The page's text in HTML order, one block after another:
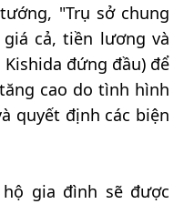
"Trụ sở chung
cả, tiền lương và
đứng đầu) để
cao do tình hình
quyết định các biện
gia đình sẽ được